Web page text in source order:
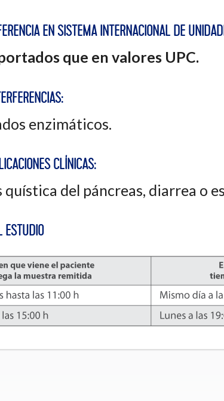
EN SISTEMA INTERNACIONAL DE
que en valores UPC.
enzimáticos.
CLÍNICAS:
quística del páncreas, diarrea o
ESTUDIO